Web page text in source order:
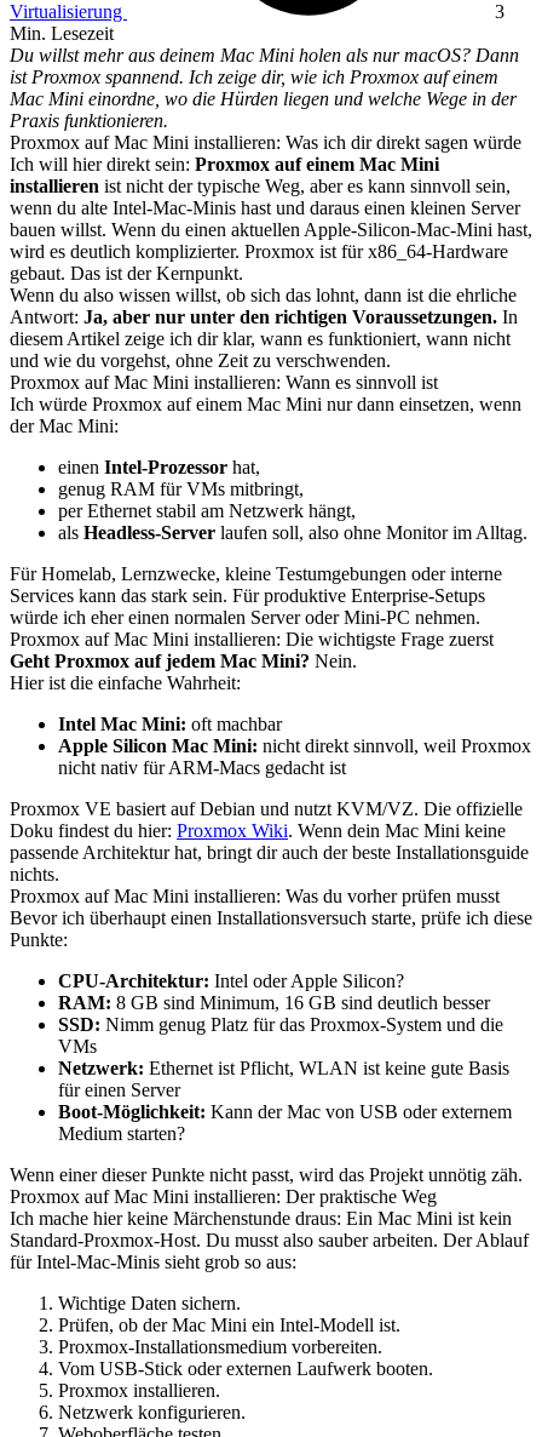
Virtualisierung
3
Min. Lesezeit
Du willst mehr aus deinem Mac Mini holen als nur macOS? Dann
ist Proxmox spannend. Ich zeige dir, wie ich Proxmox auf einem
Mac Mini einordne, wo die Hürden liegen und welche Wege in der
Praxis funktionieren.
Proxmox auf Mac Mini installieren: Was ich dir direkt sagen würde
Ich will hier direkt sein: Proxmox auf einem Mac Mini
installieren ist nicht der typische Weg, aber es kann sinnvoll sein,
wenn du alte Intel-Mac-Minis hast und daraus einen kleinen Server
bauen willst. Wenn du einen aktuellen Apple-Silicon-Mac-Mini hast,
wird es deutlich komplizierter. Proxmox ist für x86_64-Hardware
gebaut. Das ist der Kernpunkt.
Wenn du also wissen willst, ob sich das lohnt, dann ist die ehrliche
Antwort: Ja, aber nur unter den richtigen Voraussetzungen. In
diesem Artikel zeige ich dir klar, wann es funktioniert, wann nicht
und wie du vorgehst, ohne Zeit zu verschwenden.
Proxmox auf Mac Mini installieren: Wann es sinnvoll ist
Ich würde Proxmox auf einem Mac Mini nur dann einsetzen, wenn
der Mac Mini:
einen Intel-Prozessor hat,
genug RAM für VMs mitbringt,
per Ethernet stabil am Netzwerk hängt,
als Headless-Server laufen soll, also ohne Monitor im Alltag.
Für Homelab, Lernzwecke, kleine Testumgebungen oder interne
Services kann das stark sein. Für produktive Enterprise-Setups
würde ich eher einen normalen Server oder Mini-PC nehmen.
Proxmox auf Mac Mini installieren: Die wichtigste Frage zuerst
Geht Proxmox auf jedem Mac Mini? Nein.
Hier ist die einfache Wahrheit:
Intel Mac Mini: oft machbar
Apple Silicon Mac Mini: nicht direkt sinnvoll, weil Proxmox
nicht nativ für ARM-Macs gedacht ist
Proxmox VE basiert auf Debian und nutzt KVM/VZ. Die offizielle
Doku findest du hier: Proxmox Wiki. Wenn dein Mac Mini keine
passende Architektur hat, bringt dir auch der beste Installationsguide
nichts.
Proxmox auf Mac Mini installieren: Was du vorher prüfen musst
Bevor ich überhaupt einen Installationsversuch starte, prüfe ich diese
Punkte:
CPU-Architektur: Intel oder Apple Silicon?
RAM: 8 GB sind Minimum, 16 GB sind deutlich besser
SSD: Nimm genug Platz für das Proxmox-System und die
VMs
Netzwerk: Ethernet ist Pflicht, WLAN ist keine gute Basis
für einen Server
Boot-Möglichkeit: Kann der Mac von USB oder externem
Medium starten?
Wenn einer dieser Punkte nicht passt, wird das Projekt unnötig zäh.
Proxmox auf Mac Mini installieren: Der praktische Weg
Ich mache hier keine Märchenstunde draus: Ein Mac Mini ist kein
Standard-Proxmox-Host. Du musst also sauber arbeiten. Der Ablauf
für Intel-Mac-Minis sieht grob so aus:
Wichtige Daten sichern.
Prüfen, ob der Mac Mini ein Intel-Modell ist.
Proxmox-Installationsmedium vorbereiten.
Vom USB-Stick oder externen Laufwerk booten.
Proxmox installieren.
Netzwerk konfigurieren.